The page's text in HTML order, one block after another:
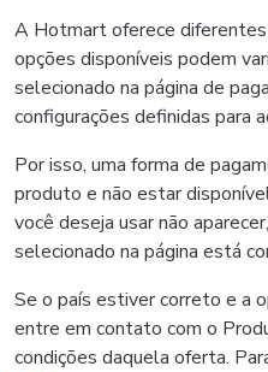
A Hotmart oferece
opções disponíveis podem
selecionado na página de
configurações definidas para
Por isso, uma forma de
produto e não estar
você deseja usar não
selecionado na página está
Se o país estiver correto e a
entre em contato com o
condições daquela oferta.